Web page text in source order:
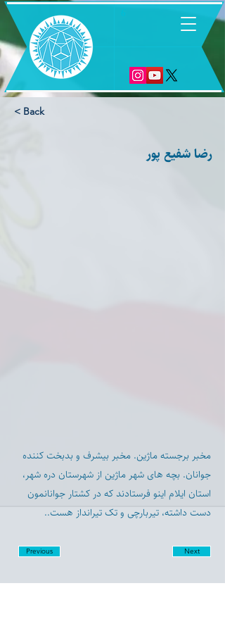
< Back
رضا شفيع پور
مخبر برجسته ماژين. مخبر بيشرف و بدبخت كننده
جوانان. بچه های شهر ماژین از شهرستان دره شهر،
استان ایلام اینو فرستادند که در کشتار جوانانمون
دست داشته، تیربارچی و تک تیرانداز هست..
Previous Next